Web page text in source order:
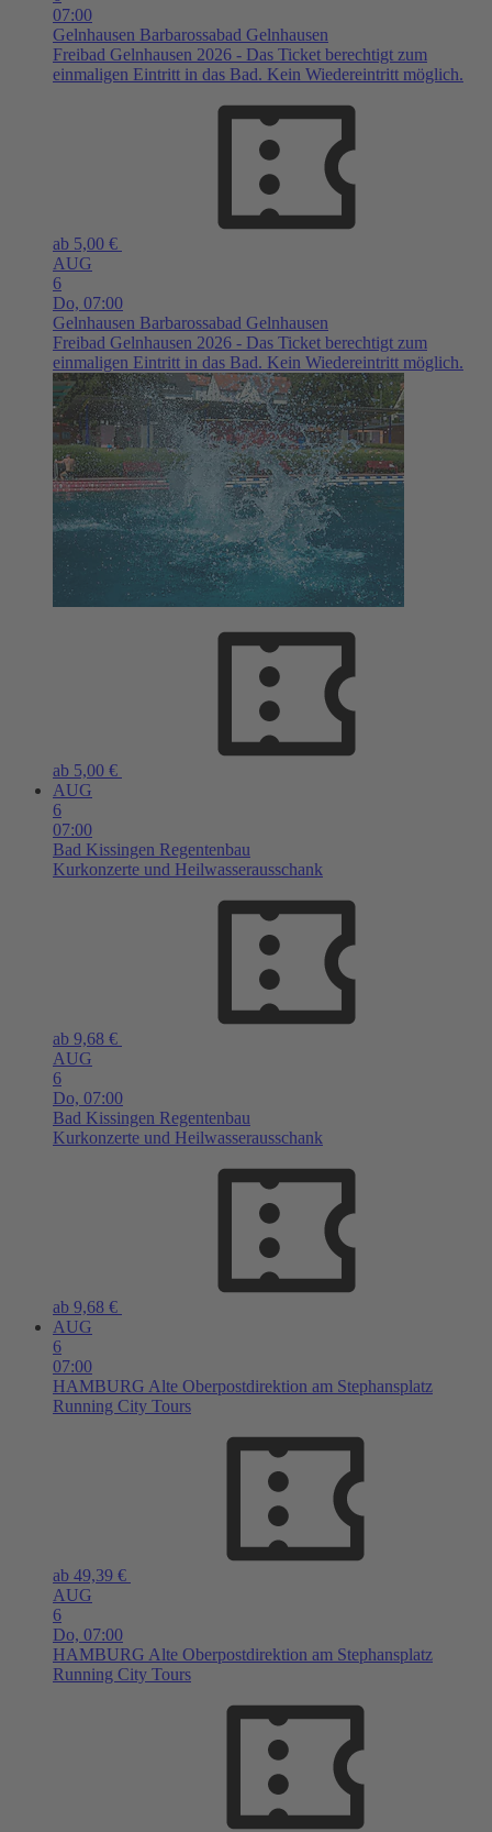
07:00
Gelnhausen Barbarossabad Gelnhausen
Freibad Gelnhausen 2026 - Das Ticket berechtigt zum
einmaligen Eintritt in das Bad. Kein Wiedereintritt möglich.
ab 5,00 €
AUG
6
Do, 07:00
Gelnhausen Barbarossabad Gelnhausen
Freibad Gelnhausen 2026 - Das Ticket berechtigt zum
einmaligen Eintritt in das Bad. Kein Wiedereintritt möglich.
ab 5,00 €
AUG
6
07:00
Bad Kissingen Regentenbau
Kurkonzerte und Heilwasserausschank
ab 9,68 €
AUG
6
Do, 07:00
Bad Kissingen Regentenbau
Kurkonzerte und Heilwasserausschank
ab 9,68 €
AUG
6
07:00
HAMBURG Alte Oberpostdirektion am Stephansplatz
Running City Tours
ab 49,39 €
AUG
6
Do, 07:00
HAMBURG Alte Oberpostdirektion am Stephansplatz
Running City Tours